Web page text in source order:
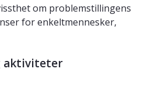
om problemstillingens
for enkeltmennesker,
aktiviteter